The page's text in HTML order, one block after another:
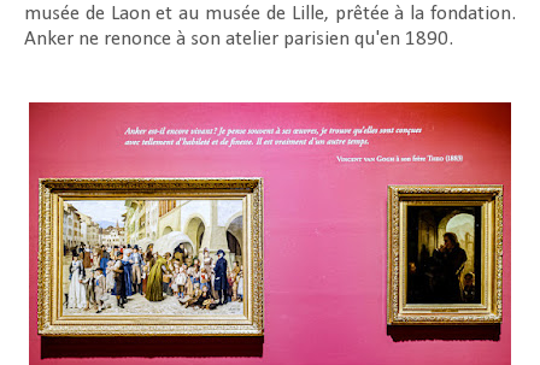
musée de Laon et au musée de Lille, prêtée à la fondation.
Anker ne renonce à son atelier parisien qu'en 1890.